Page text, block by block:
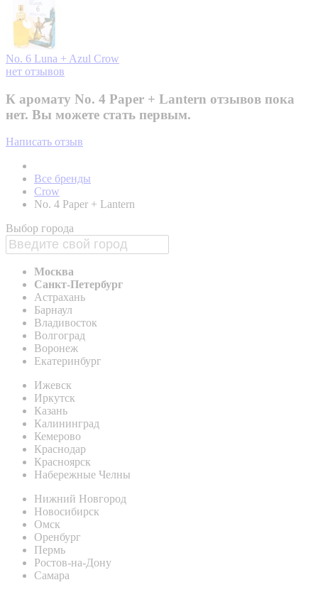
No. 6 Luna + Azul Crow
нет отзывов
К аромату No. 4 Paper + Lantern отзывов пока
нет. Вы можете стать первым.
Написать отзыв
Все бренды
Crow
No. 4 Paper + Lantern
Выбор города
Москва
Санкт-Петербург
Астрахань
Барнаул
Владивосток
Волгоград
Воронеж
Екатеринбург
Ижевск
Иркутск
Казань
Калининград
Кемерово
Краснодар
Красноярск
Набережные Челны
Нижний Новгород
Новосибирск
Омск
Оренбург
Пермь
Ростов-на-Дону
Самара